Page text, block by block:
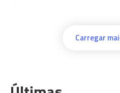
Carregar